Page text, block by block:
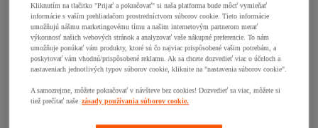
Kliknutím na tlačitko "Prijať a pokračovať" si naša platforma bude môcť vymieňať
informácie s vaším prehliadačom prostredníctvom súborov cookie. Tieto informácie
umožňujú nášmu marketingovému tímu a našim internetovým partnerom merať
výkonnosť našich webových stránok a analyzovať vaše nákupné preferencie. To nám
umožňuje ponúkať vám produkty, ktoré sú čo najviac prispôsobené vašim potrebám, a
poskytovať vám vhodnú/prispôsobené reklamu. Ak sa chcete dozvedieť viac o účeloch a
nastaveniach jednotlivých typov súborov cookie, kliknite na "nastavenia súborov cookie".
A samozrejme, môžete pokračovať v návšteve bez cookies! Dozvedieť sa viac, môžete si
tiež prečítať naše zásady používania súborov cookie.